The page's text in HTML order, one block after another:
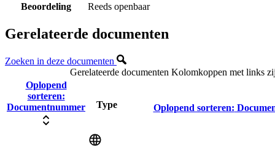
Beoordeling
Reeds openbaar
Gerelateerde documenten
Zoeken in deze documenten
Gerelateerde documenten Kolomkoppen met links
Oplopend
sorteren:
Documentnummer
Type Oplopend sorteren: